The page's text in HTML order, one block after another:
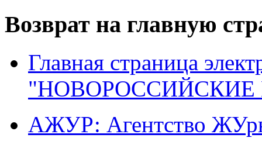
Возврат на главную
Главная страница
"НОВОРОССИЙСКИЕ
АЖУР: Агентство